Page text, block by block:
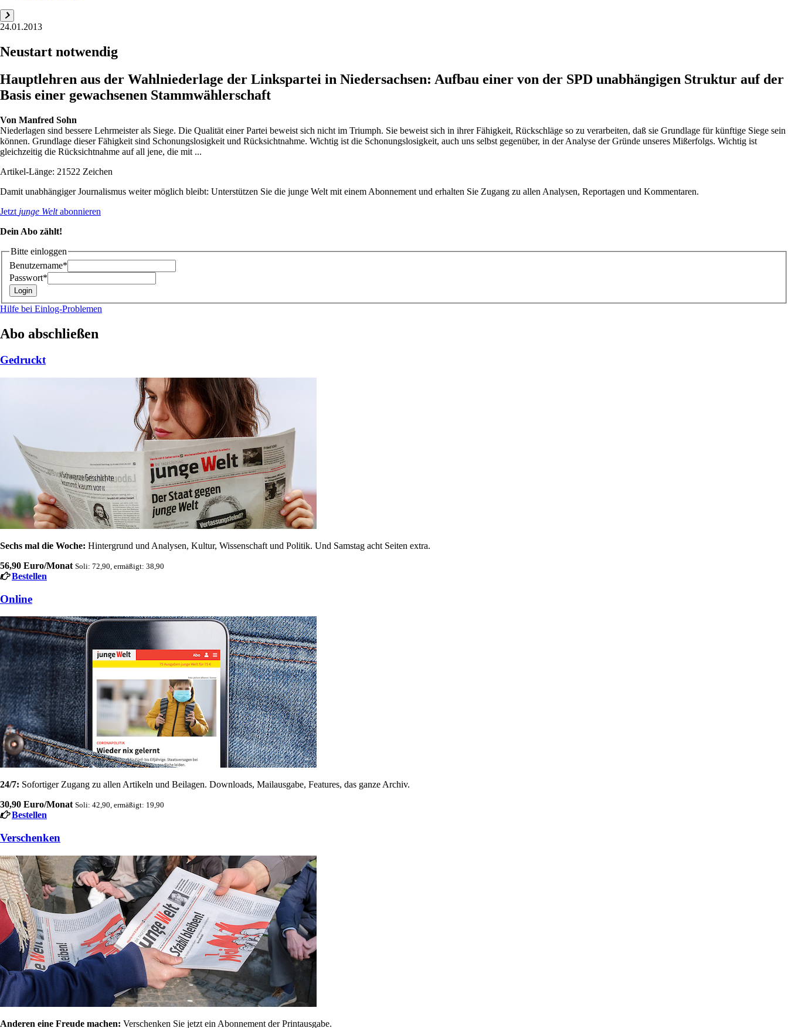
24.01.2013
Neustart notwendig
Hauptlehren aus der Wahlniederlage der Linkspartei in Niedersachsen: Aufbau einer von der SPD unabhängigen Struktur auf der
Basis einer gewachsenen Stammwählerschaft
Von Manfred Sohn
Niederlagen sind bessere Lehrmeister als Siege. Die Qualität einer Partei beweist sich nicht im Triumph. Sie beweist sich in ihrer Fähigkeit, Rückschläge so zu verarbeiten, daß sie Grundlage für künftige Siege sein
können. Grundlage dieser Fähigkeit sind Schonungslosigkeit und Rücksichtnahme. Wichtig ist die Schonungslosigkeit, auch uns selbst gegenüber, in der Analyse der Gründe unseres Mißerfolgs. Wichtig ist
gleichzeitig die Rücksichtnahme auf all jene, die mit ...
Artikel-Länge: 21522 Zeichen
Damit unabhängiger Journalismus weiter möglich bleibt: Unterstützen Sie die junge Welt mit einem Abonnement und erhalten Sie Zugang zu allen Analysen, Reportagen und Kommentaren.
Jetzt junge Weltabonnieren
Dein Abo zählt!
Bitte einloggen
Benutzername*
Passwort*
Hilfe bei Einlog-Problemen
Abo abschließen
Gedruckt
Sechs mal die Woche: Hintergrund und Analysen, Kultur, Wissenschaft und Politik. Und Samstag acht Seiten extra.
56,90 Euro/Monat Soli: 72,90, ermäßigt: 38,90
Bestellen
Online
24/7: Sofortiger Zugang zu allen Artikeln und Beilagen. Downloads, Mailausgabe, Features, das ganze Archiv.
30,90 Euro/Monat Soli: 42,90, ermäßigt: 19,90
Bestellen
Verschenken
Anderen eine Freude machen: Verschenken Sie jetzt ein Abonnement der Printausgabe.